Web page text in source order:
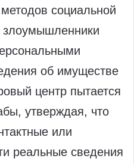
социальной
злоумышленники
об имуществе
центр пытается
утверждая, что
или
реальные сведения